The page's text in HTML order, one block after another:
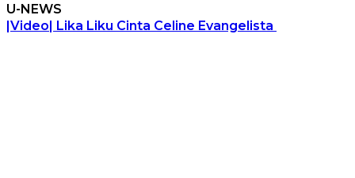
U-NEWS
|Video| Lika Liku Cinta Celine Evangelista